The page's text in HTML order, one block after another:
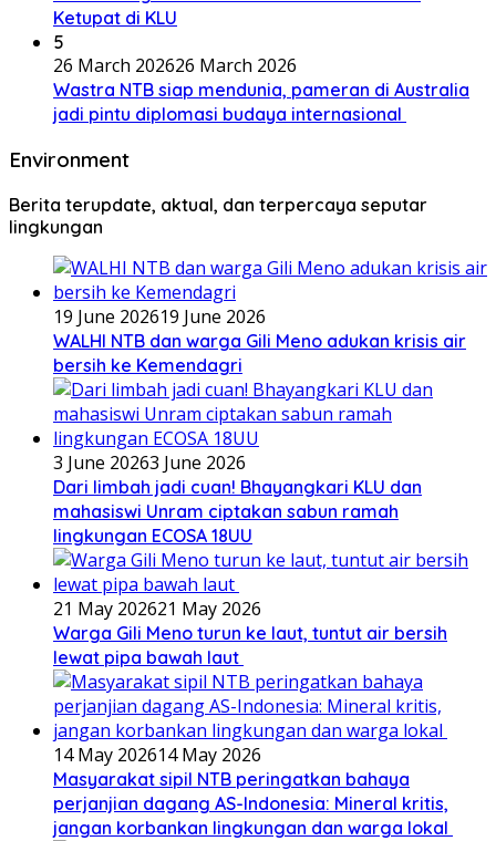
Ketupat di KLU
5
26 March 202626 March 2026
Wastra NTB siap mendunia, pameran di Australia
jadi pintu diplomasi budaya internasional
Environment
Berita terupdate, aktual, dan terpercaya seputar
lingkungan
19 June 202619 June 2026
WALHI NTB dan warga Gili Meno adukan krisis air
bersih ke Kemendagri
3 June 20263 June 2026
Dari limbah jadi cuan! Bhayangkari KLU dan
mahasiswi Unram ciptakan sabun ramah
lingkungan ECOSA 18UU
21 May 202621 May 2026
Warga Gili Meno turun ke laut, tuntut air bersih
lewat pipa bawah laut
14 May 202614 May 2026
Masyarakat sipil NTB peringatkan bahaya
perjanjian dagang AS-Indonesia: Mineral kritis,
jangan korbankan lingkungan dan warga lokal